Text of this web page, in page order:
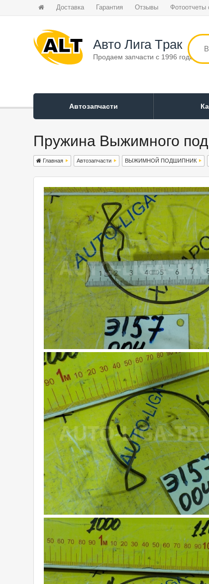
Доставка Гарантия Отзывы Фотоотчеты
Авто Лига Tрак
Продаем запчасти с 1996 года
Автозапчасти
Пружина Выжимного
Главная Автозапчасти ВЫЖИМНОЙ ПОДШИПНИК